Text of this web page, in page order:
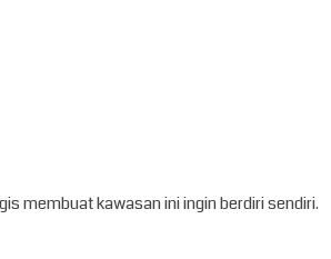
membuat kawasan ini ingin berdiri sendiri.